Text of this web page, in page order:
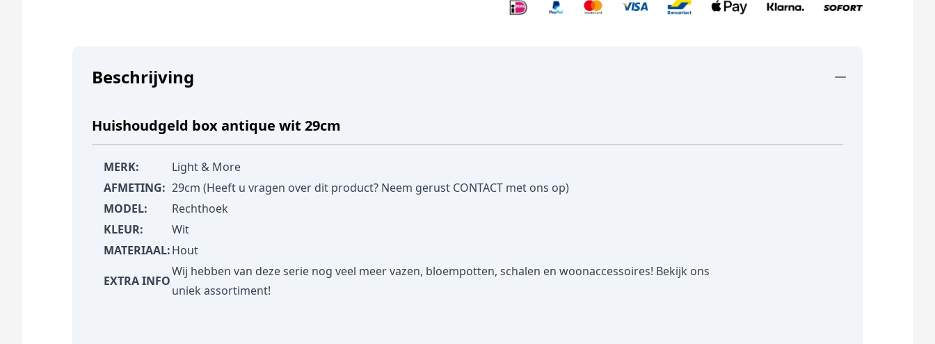
Beschrijving
Huishoudgeld box antique wit 29cm
MERK:
Light & More
AFMETING: 29cm (Heeft u vragen over dit product? Neem gerust CONTACT met ons op)
MODEL:
Rechthoek
KLEUR:
Wit
MATERIAAL:Hout
EXTRA INFO
Wij hebben van deze serie nog veel meer vazen, bloempotten, schalen en woonaccessoires! Bekijk ons
uniek assortiment!